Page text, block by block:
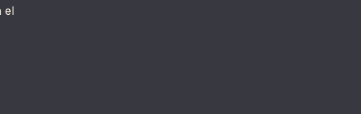
el